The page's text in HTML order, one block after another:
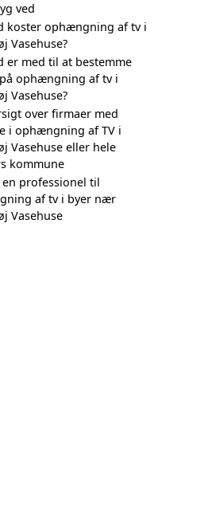
ved
koster ophængning af tv i
Vasehuse?
er med til at bestemme
ophængning af tv i
Vasehuse?
over firmaer med
i ophængning af TV i
Vasehuse eller hele
kommune
en professionel til
af tv i byer nær
Vasehuse